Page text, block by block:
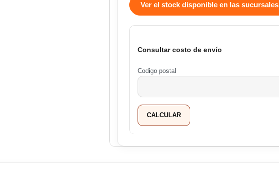
Ver el stock disponible en las sucursales
Consultar costo de envío
Codigo postal
CALCULAR